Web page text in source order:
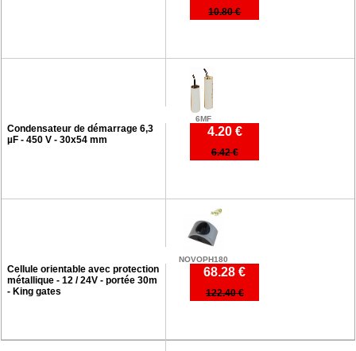
10.80 €
6MF
Condensateur de démarrage 6,3
µF - 450 V - 30x54 mm
4.20 €
6.42 €
NOVOPH180
Cellule orientable avec protection
métallique - 12 / 24V - portée 30m
- King gates
68.28 €
122.40 €